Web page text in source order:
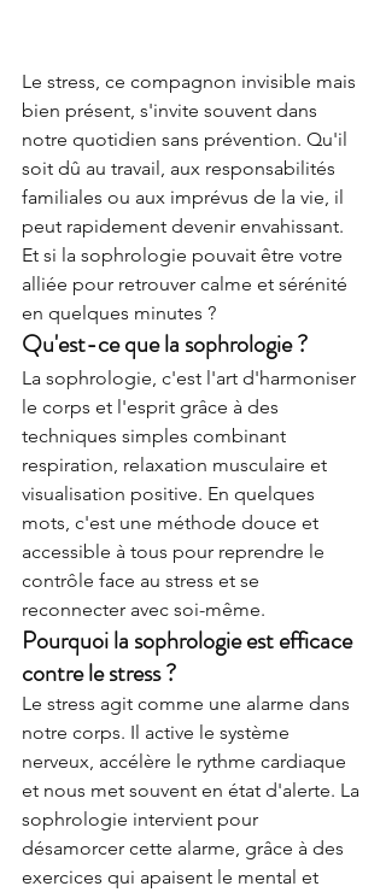
Le stress, ce compagnon invisible mais
bien présent, s'invite souvent dans
notre quotidien sans prévention. Qu'il
soit dû au travail, aux responsabilités
familiales ou aux imprévus de la vie, il
peut rapidement devenir envahissant.
Et si la sophrologie pouvait être votre
alliée pour retrouver calme et sérénité
en quelques minutes ?
Qu'est-ce que la sophrologie ?
La sophrologie, c'est l'art d'harmoniser
le corps et l'esprit grâce à des
techniques simples combinant
respiration, relaxation musculaire et
visualisation positive. En quelques
mots, c'est une méthode douce et
accessible à tous pour reprendre le
contrôle face au stress et se
reconnecter avec soi-même.
Pourquoi la sophrologie est efficace
contre le stress ?
Le stress agit comme une alarme dans
notre corps. Il active le système
nerveux, accélère le rythme cardiaque
et nous met souvent en état d'alerte. La
sophrologie intervient pour
désamorcer cette alarme, grâce à des
exercices qui apaisent le mental et